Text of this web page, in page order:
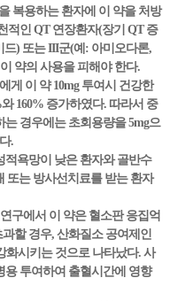
복용하는 환자에 이 약을 처방
적인 QT 연장환자(장기 QT 증
드) 또는 III군(예: 아미오다론,
약의 사용을 피해야 한다.
게 이 약 10mg 투여시 건강한
160% 증가하였다. 따라서 중
경우에는 초회용량을 5mg으
.
적욕망이 낮은 환자와 골반수
또는 방사선치료를 받는 환자
구에서 이 약은 혈소판 응집억
할 경우, 산화질소 공여제인
화시키는 것으로 나타났다. 사
용 투여하여 출혈시간에 영향